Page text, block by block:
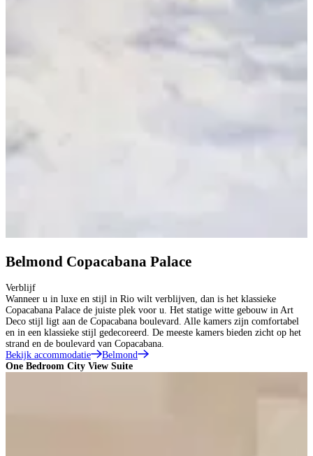
Belmond Copacabana Palace
Verblijf
Wanneer u in luxe en stijl in Rio wilt verblijven, dan is het klassieke
Copacabana Palace de juiste plek voor u. Het statige witte gebouw in Art
Deco stijl ligt aan de Copacabana boulevard. Alle kamers zijn comfortabel
en in een klassieke stijl gedecoreerd. De meeste kamers bieden zicht op het
strand en de boulevard van Copacabana.
Bekijk accommodatie
Belmond
One Bedroom City View Suite